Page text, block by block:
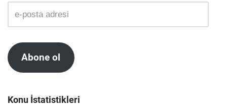
Abone ol
Konu İstatistikleri